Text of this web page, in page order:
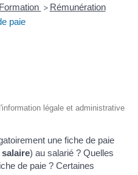
> Rémunération
paie
légale et administrative
une fiche de paie
) au salarié ? Quelles
de paie ? Certaines